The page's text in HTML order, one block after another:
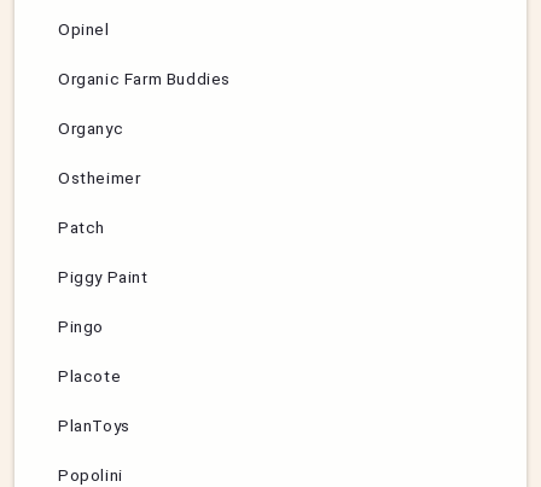
Opinel
Organic Farm Buddies
Organyc
Ostheimer
Patch
Piggy Paint
Pingo
Placote
PlanToys
Popolini